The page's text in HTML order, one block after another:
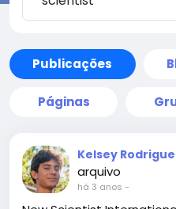
Publicações
Páginas
Kelsey
arquivo
há 3 anos -